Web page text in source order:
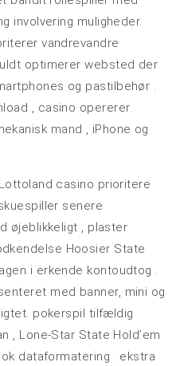
involvering muligheder.
vandrevandre
optimerer websted der
og pastilbehør .
, casino opererer
mand , iPhone og
casino prioritere
senere
øjeblikkeligt , plaster
Hoosier State
i erkende kontoudtog .
med banner, mini og
pokerspil tilfældig
, Lone-Star State Hold’em
dataformatering . ekstra